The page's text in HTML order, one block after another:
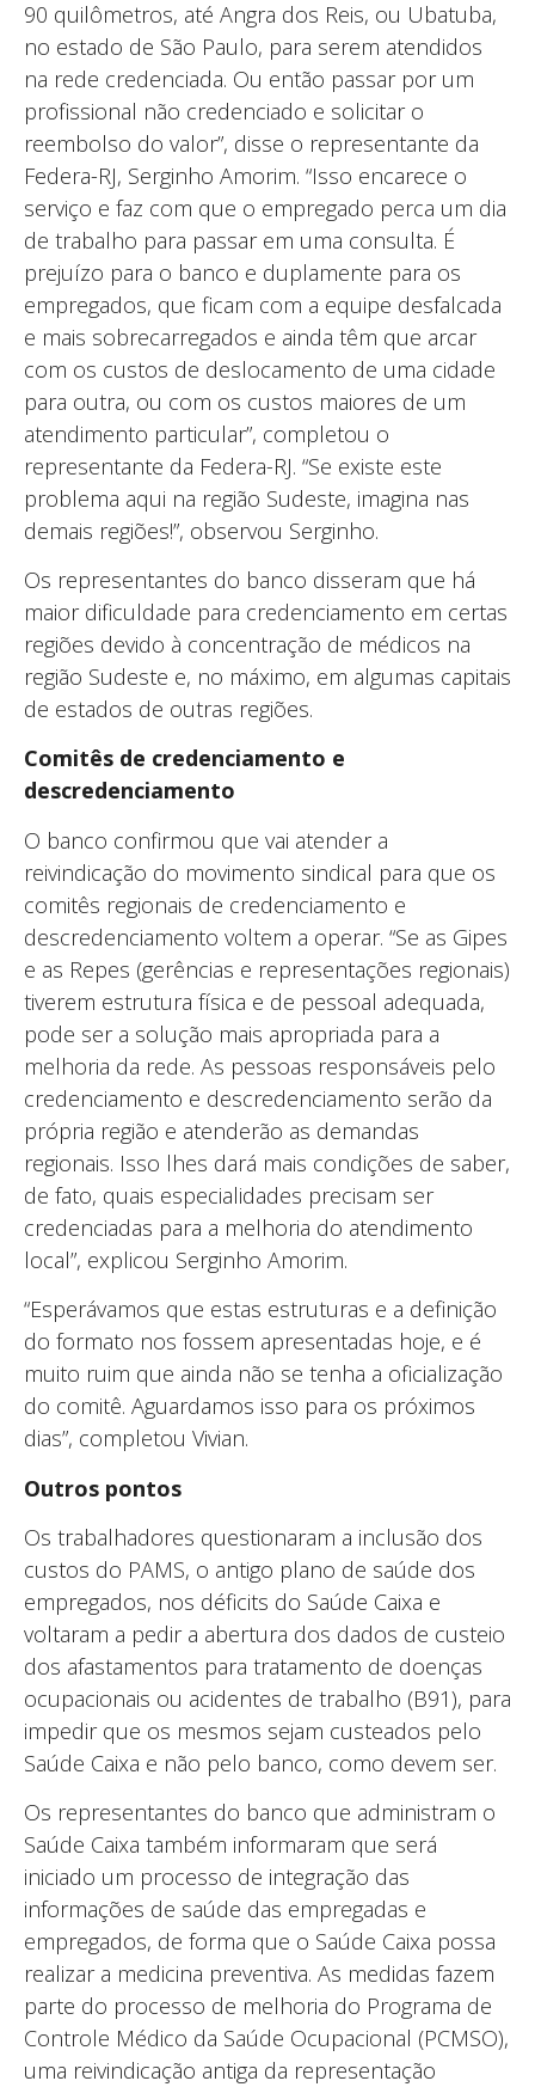
90 quilômetros, até Angra dos Reis, ou Ubatuba,
no estado de São Paulo, para serem atendidos
na rede credenciada. Ou então passar por um
profissional não credenciado e solicitar o
reembolso do valor”, disse o representante da
Federa-RJ, Serginho Amorim. “Isso encarece o
serviço e faz com que o empregado perca um dia
de trabalho para passar em uma consulta. É
prejuízo para o banco e duplamente para os
empregados, que ficam com a equipe desfalcada
e mais sobrecarregados e ainda têm que arcar
com os custos de deslocamento de uma cidade
para outra, ou com os custos maiores de um
atendimento particular”, completou o
representante da Federa-RJ. “Se existe este
problema aqui na região Sudeste, imagina nas
demais regiões!”, observou Serginho.
Os representantes do banco disseram que há
maior dificuldade para credenciamento em certas
regiões devido à concentração de médicos na
região Sudeste e, no máximo, em algumas capitais
de estados de outras regiões.
Comitês de credenciamento e
descredenciamento
O banco confirmou que vai atender a
reivindicação do movimento sindical para que os
comitês regionais de credenciamento e
descredenciamento voltem a operar. “Se as Gipes
e as Repes (gerências e representações regionais)
tiverem estrutura física e de pessoal adequada,
pode ser a solução mais apropriada para a
melhoria da rede. As pessoas responsáveis pelo
credenciamento e descredenciamento serão da
própria região e atenderão as demandas
regionais. Isso lhes dará mais condições de saber,
de fato, quais especialidades precisam ser
credenciadas para a melhoria do atendimento
local”, explicou Serginho Amorim.
“Esperávamos que estas estruturas e a definição
do formato nos fossem apresentadas hoje, e é
muito ruim que ainda não se tenha a oficialização
do comitê. Aguardamos isso para os próximos
dias”, completou Vivian.
Outros pontos
Os trabalhadores questionaram a inclusão dos
custos do PAMS, o antigo plano de saúde dos
empregados, nos déficits do Saúde Caixa e
voltaram a pedir a abertura dos dados de custeio
dos afastamentos para tratamento de doenças
ocupacionais ou acidentes de trabalho (B91), para
impedir que os mesmos sejam custeados pelo
Saúde Caixa e não pelo banco, como devem ser.
Os representantes do banco que administram o
Saúde Caixa também informaram que será
iniciado um processo de integração das
informações de saúde das empregadas e
empregados, de forma que o Saúde Caixa possa
realizar a medicina preventiva. As medidas fazem
parte do processo de melhoria do Programa de
Controle Médico da Saúde Ocupacional (PCMSO),
uma reivindicação antiga da representação